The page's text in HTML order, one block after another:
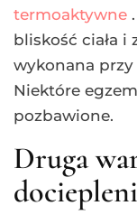
termoaktywne
bliskość ciała
wykonana przy
Niektóre
pozbawione.
Druga